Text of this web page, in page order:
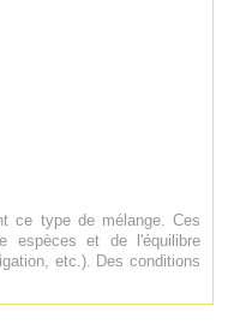
ce type de mélange. Ces
espèces et de l'équilibre
etc.). Des conditions